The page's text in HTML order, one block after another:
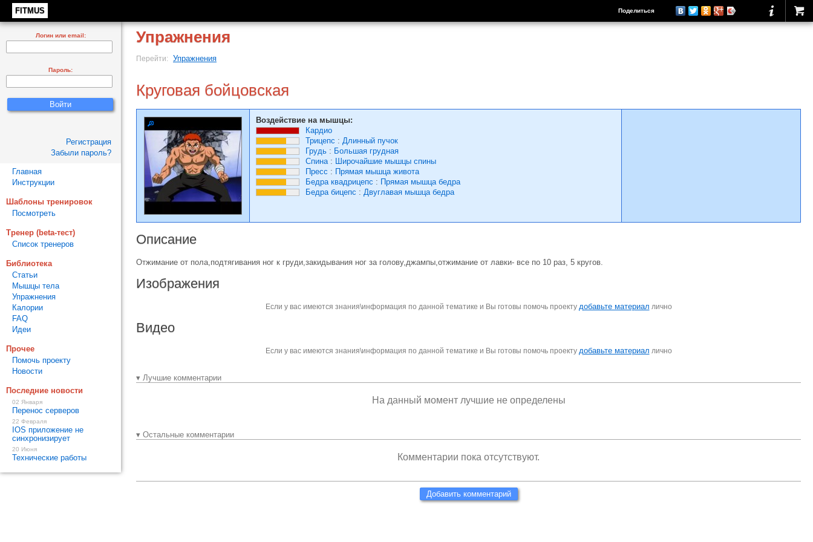
FITMUS Поделиться
Упражнения
Перейти: Упражнения
Круговая бойцовская
Воздействие на мышцы:
Кардио
Трицепс : Длинный пучок
Грудь : Большая грудная
Спина: Широчайшие мышцы спины
Пресс : Прямая мышца живота
Бедра квадрицепс : Прямая мышца бедра
Бедра бицепс : Двуглавая мышца бедра
Описание
Отжимание от пола,подтягивания ног к груди,закидывания ног за голову,джампы,отжимание от лавки- все по 10 раз, 5 кругов.
Изображения
Если у вас имеются знания\информация по данной тематике и Вы готовы помочь проекту добавьте материал лично
Видео
Если у вас имеются знания\информация по данной тематике и Вы готовы помочь проекту добавьте материал лично
▾ Лучшие комментарии
На данный момент лучшие не определены
▾ Остальные комментарии
Комментарии пока отсутствуют.
Добавить комментарий
Логин или email:
Пароль:
Регистрация
Забыли пароль?
Главная
Инструкции
Шаблоны тренировок
Посмотреть
Тренер (beta-тест)
Список тренеров
Библиотека
Статьи
Мышцы тела
Упражнения
Калории
FAQ
Идеи
Прочее
Помочь проекту
Новости
Последние новости
02 Января
Перенос серверов
22 Февраля
IOS приложение не
синхронизирует
20 Июня
Технические работы